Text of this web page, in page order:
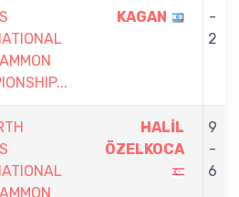
KAGAN
-
2
HALİL
ÖZELKOCA
9
-
6